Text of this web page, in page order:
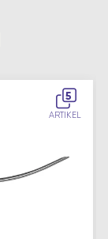
5
ARTIKEL